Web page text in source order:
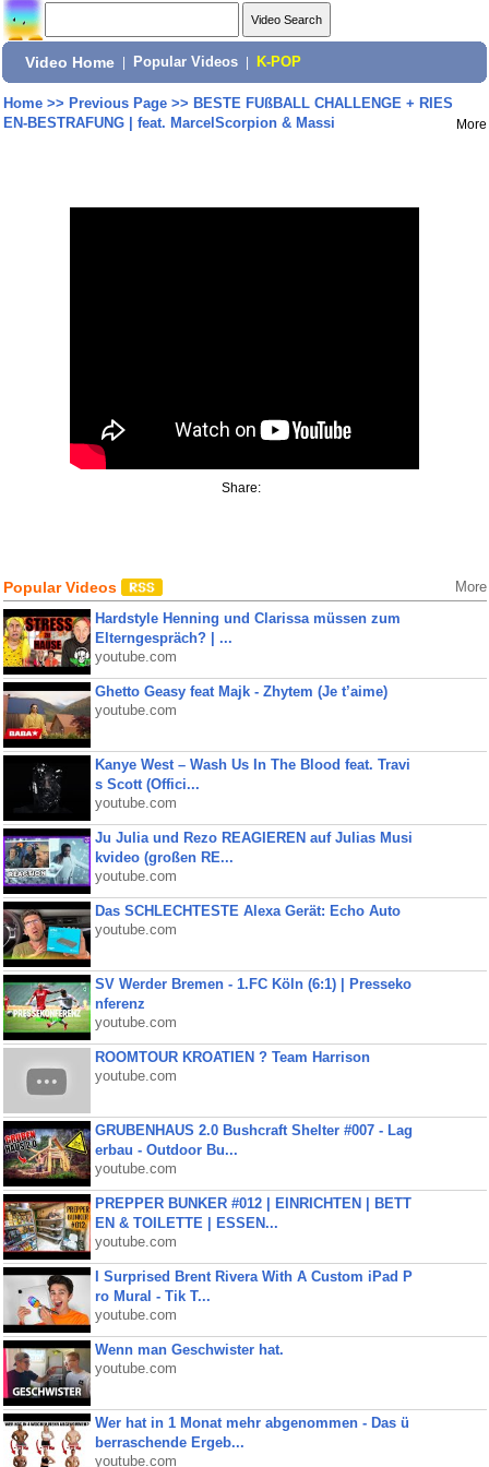
Video Home Popular Videos K-POP
Home>> Previous Page>> BESTE FUßBALL CHALLENGE + RIES
EN-BESTRAFUNG | feat. MarcelScorpion & Massi
More
Share:
Popular Videos More
Hardstyle Henning und Clarissa müssen zum
Elterngespräch? | ...
youtube.com
Ghetto Geasy feat Majk - Zhytem (Je t’aime)
youtube.com
Kanye West – Wash Us In The Blood feat. Travi
s Scott (Offici...
youtube.com
Ju Julia und Rezo REAGIEREN auf Julias Musi
kvideo (großen RE...
youtube.com
Das SCHLECHTESTE Alexa Gerät: Echo Auto
youtube.com
SV Werder Bremen - 1.FC Köln (6:1) | Presseko
nferenz
youtube.com
ROOMTOUR KROATIEN ? Team Harrison
youtube.com
GRUBENHAUS 2.0 Bushcraft Shelter #007 - Lag
erbau - Outdoor Bu...
youtube.com
PREPPER BUNKER #012 | EINRICHTEN | BETT
EN & TOILETTE | ESSEN...
youtube.com
I Surprised Brent Rivera With A Custom iPad P
ro Mural - Tik T...
youtube.com
Wenn man Geschwister hat.
youtube.com
Wer hat in 1 Monat mehr abgenommen - Das ü
berraschende Ergeb...
youtube.com